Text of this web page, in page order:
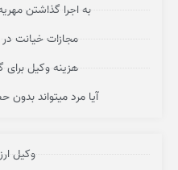
به اجرا گذاشتن
مجازات خیانت
هزینه وکیل
آیا مرد میتواند
وکیل